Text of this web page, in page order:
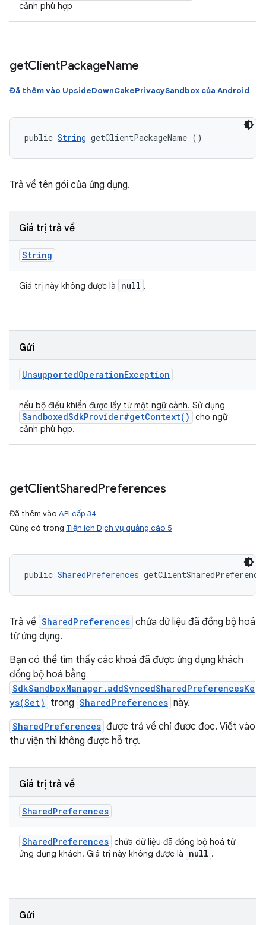
cảnh phù hợp
getClientPackageName
Đã thêm vào UpsideDownCakePrivacySandbox của Android
public String getClientPackageName ()
Trả về tên gói của ứng dụng.
Giá trị trả về
String
Giá trị này không được là null .
Gửi
UnsupportedOperationException
nếu bộ điều khiển được lấy từ một ngữ cảnh. Sử dụng
SandboxedSdkProvider#getContext( )
cho ngữ
cảnh phù hợp.
getClientSharedPreferences
Đã thêm vào API cấp 34
Cũng có trong Tiện ích Dịch vụ quảng cáo 5
public SharedPreferences
Trả về SharedPreferences chứa dữ liệu đã đồng bộ hoá
từ ứng dụng.
Bạn có thể tìm thấy các khoá đã được ứng dụng khách
đồng bộ hoá bằng
SdkSandboxManager.addSyncedSharedPreferencesKe
ys(Set)
trong SharedPreferences này.
SharedPreferences được trả về chỉ được đọc. Viết vào
thư viện thì không được hỗ trợ.
Giá trị trả về
SharedPreferences
SharedPreferences chứa dữ liệu đã đồng bộ hoá từ
ứng dụng khách. Giá trị này không được là
null .
Gửi